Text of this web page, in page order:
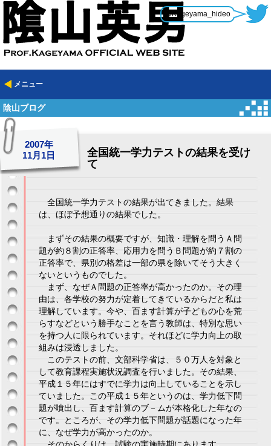
@Kageyama_hideo
メニュー
陰山ブログ
全国統一学力テストの結果を受け
て
2007年
11月1日
全国統一学力テストの結果が出てきました。結果
は、ほぼ予想通りの結果でした。
まずその結果の概要ですが、知識・理解を問うＡ問
題が約８割の正答率、応用力を問うＢ問題が約７割の
正答率で、県別の格差は一部の県を除いてそう大きく
ないというものでした。
まず、なぜＡ問題の正答率が高かったのか。その理
由は、各学校の努力が定着してきているからだと私は
理解しています。今や、百ます計算が子どもの心を荒
らすなどという勝手なことを言う教師は、特別な思い
を持つ人に限られています。それほどに学力向上の取
組みは浸透しました。
このテストの前、文部科学省は、５０万人を対象と
して教育課程実施状況調査を行いました。その結果、
平成１５年にはすでに学力は向上していることを示し
ていました。この平成１５年というのは、学力低下問
題が噴出し、百ます計算のブ－ムが本格化した年なの
です。ところが、その学力低下問題が話題になった年
に、なぜ学力が高かったのか。